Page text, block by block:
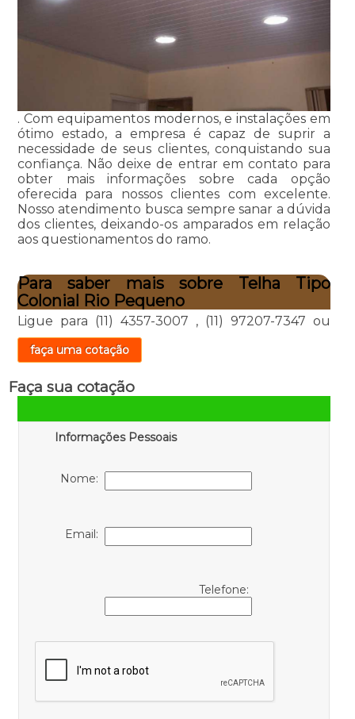
. Com equipamentos modernos, e instalações em
ótimo estado, a empresa é capaz de suprir a
necessidade de seus clientes, conquistando sua
confiança. Não deixe de entrar em contato para
obter mais informações sobre cada opção
oferecida para nossos clientes com excelente.
Nosso atendimento busca sempre sanar a dúvida
dos clientes, deixando-os amparados em relação
aos questionamentos do ramo.
Para saber mais sobre Telha Tipo
Colonial Rio Pequeno
Ligue para (11) 4357-3007 , (11) 97207-7347 ou
faça uma cotação
Faça sua cotação
Informações Pessoais
Nome:
Email:
Telefone: